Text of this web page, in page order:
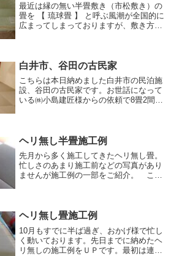
最近は縁の無い半畳敷き（市松敷き）の
畳を 【 琉球畳 】 と呼ぶ風潮が全国的に
広まってしまっておりますが、敷き方や
どの方が間違った情...
白井市、谷田の古民家
こちらは本日納めました白井市の民泊施
設、谷田の古民家です。お世話になって
いる㈱小島建匠様からの依頼で8畳2間、
使用。床暖対応のヘリ無...
ヘリ無し半畳施工例
先月から多く施工してきたヘリ無し畳。
忙しさのあまり施工前などの写真があり
ませんが施工例の一部をご紹介。 こち
工前、施工後の写真を撮...
ヘリ無し畳施工例
10月もすでに半ば過ぎ、おかげ様で忙し
く動いております。先日までに納めたヘ
リ無しの施工例をＵＰです。最初は連日